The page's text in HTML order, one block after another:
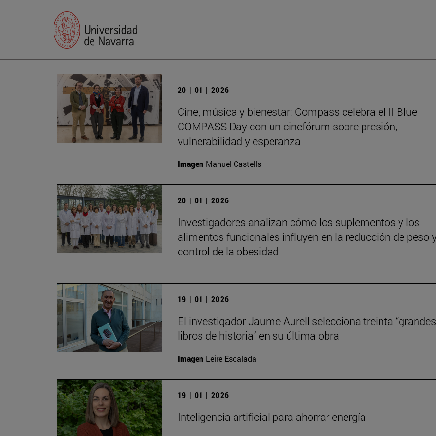
20 | 01 | 2026
Cine, música y bienestar: Compass celebra el II Blue
COMPASS Day con un cinefórum sobre presión,
vulnerabilidad y esperanza
Imagen Manuel Castells
20 | 01 | 2026
Investigadores analizan cómo los suplementos y los
alimentos funcionales influyen en la reducción de peso
control de la obesidad
19 | 01 | 2026
El investigador Jaume Aurell selecciona treinta “grandes
libros de historia” en su última obra
Imagen Leire Escalada
19 | 01 | 2026
Inteligencia artificial para ahorrar energía